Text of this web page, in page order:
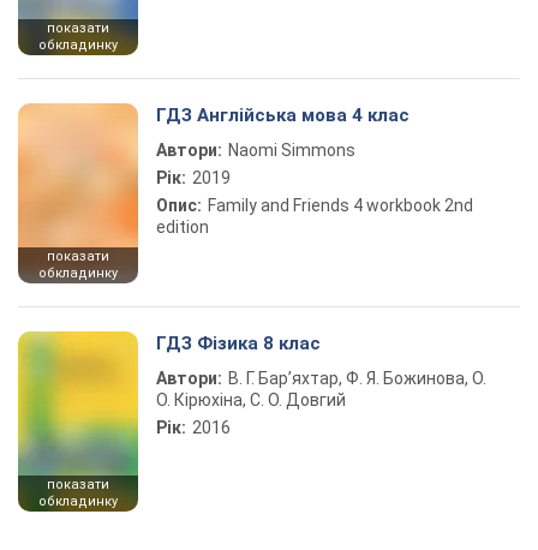
показати
обкладинку
показати
обкладинку
ГДЗ Англійська мова 4 клас
Автори: Naomi Simmons
Рік: 2019
Опис: Family and Friends 4 workbook 2nd
edition
показати
обкладинку
ГДЗ Фізика 8 клас
Автори: В. Г. Бар’яхтар, Ф. Я. Божинова, О.
О. Кірюхіна, С. О. Довгий
Рік: 2016